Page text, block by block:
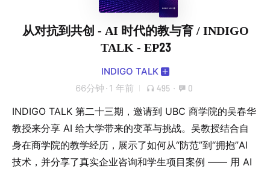
从对抗到共创 - AI 时代的教与育 / INDIGO
TALK - EP23
INDIGO TALK
66分钟 · 1 年前 495 · 0
INDIGO TALK 第二十三期，邀请到 UBC 商学院的吴春华
教授来分享 AI 给大学带来的变革与挑战。吴教授结合自
身在商学院的教学经历，展示了如何从“防范”到“拥抱”AI
技术，并分享了真实企业咨询和学生项目案例 —— 用 AI